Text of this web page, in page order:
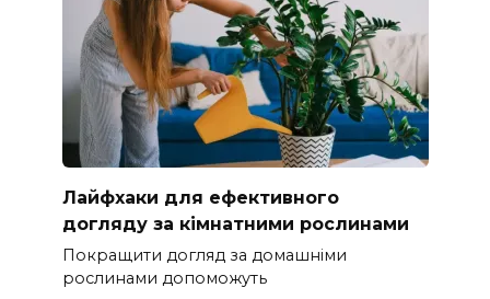
Лайфхаки для ефективного
догляду за кімнатними рослинами
Покращити догляд за домашніми
рослинами допоможуть